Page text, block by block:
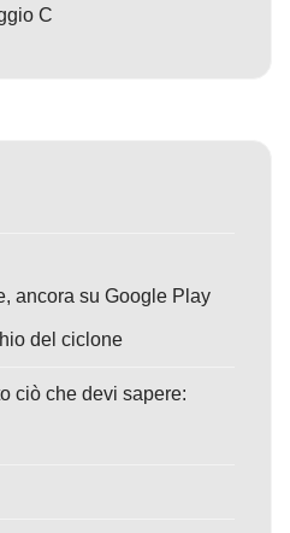
C
ancora su Google Play
del ciclone
ciò che devi sapere: